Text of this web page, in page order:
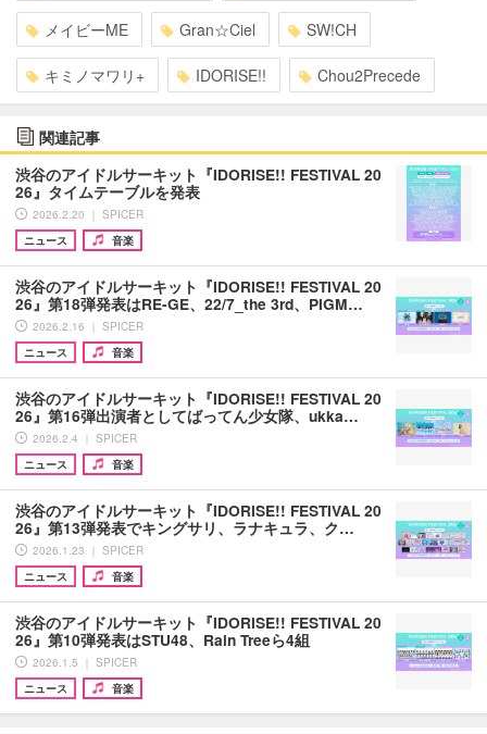
メイビーME Gran☆Ciel SW!CH
キミノマワリ+ IDORISE!! Chou2Precede
関連記事
渋谷のアイドルサーキット『IDORISE!! FESTIVAL 20
26』タイムテーブルを発表
2026.2.20 ｜ SPICER
ニュース
音楽
渋谷のアイドルサーキット『IDORISE!! FESTIVAL 20
26』第18弾発表はRE-GE、22/7_the 3rd、PIGM…
2026.2.16 ｜ SPICER
ニュース
音楽
渋谷のアイドルサーキット『IDORISE!! FESTIVAL 20
26』第16弾出演者としてばってん少女隊、ukka…
2026.2.4 ｜ SPICER
ニュース
音楽
渋谷のアイドルサーキット『IDORISE!! FESTIVAL 20
26』第13弾発表でキングサリ、ラナキュラ、ク…
2026.1.23 ｜ SPICER
ニュース
音楽
渋谷のアイドルサーキット『IDORISE!! FESTIVAL 20
26』第10弾発表はSTU48、Rain Treeら4組
2026.1.5 ｜ SPICER
ニュース
音楽